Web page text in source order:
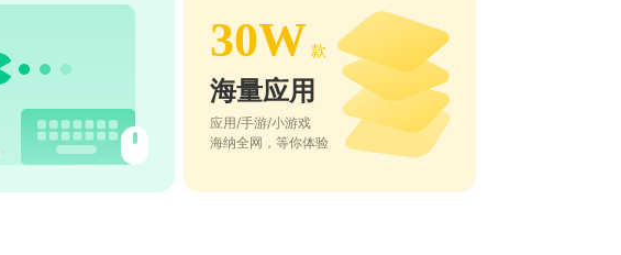
30W 款
海量应用
应用/手游/小游戏
海纳全网，等你体验